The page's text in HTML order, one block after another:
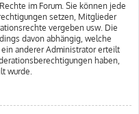
im Forum. Sie können jede
setzen, Mitglieder
vergeben usw. Die
davon abhängig, welche
anderer Administrator erteilt
haben,
wurde.